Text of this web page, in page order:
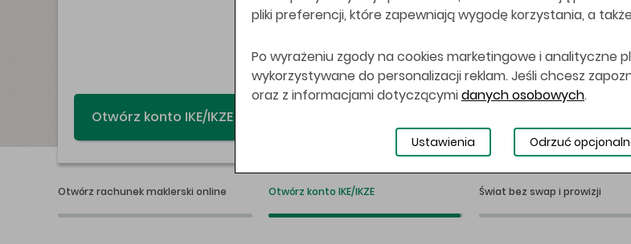
Świat bez swap
Otwórz rachunek maklerski online Otwórz konto IKE/IKZE Świat bez swap i prowizji
pliki preferencji, które zapewniają wygodę korzystania, a
Po wyrażeniu zgody na cookies marketingowe i analityczne
wykorzystywane do personalizacji reklam. Jeśli chcesz
oraz z informacjami dotyczącymidanych osobowych.
Ustawienia Odrzuć